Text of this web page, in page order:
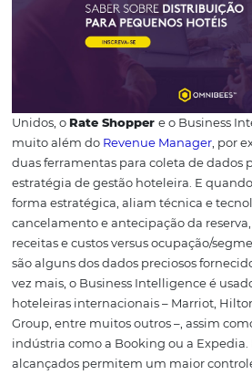
essa técnica, que ajudam a
Aplicando
Intelligence
Rate Shopper
ferramenta
O conceito de Business
conhecimento que a empresa
clientes e o mercado como um
analisar os pontos fortes e fracos
estratégico visando encontrar
negócio. Nesse aspecto, a